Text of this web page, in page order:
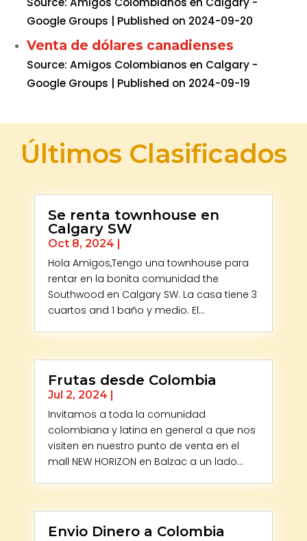
Google Groups
Published on 2024-09-20
Venta de dólares canadienses
Source: Amigos Colombianos en Calgary -
Google Groups
Published on 2024-09-19
Últimos Clasificados
Se renta townhouse en
Calgary SW
Oct 8, 2024 |
Hola Amigos,Tengo una townhouse para
rentar en la bonita comunidad the
Southwood en Calgary SW. La casa tiene 3
cuartos and 1 baño y medio. El...
Frutas desde Colombia
Jul 2, 2024 |
Invitamos a toda la comunidad
colombiana y latina en general a que nos
visiten en nuestro punto de venta en el
mall NEW HORIZON en Balzac a un lado...
Envio Dinero a Colombia